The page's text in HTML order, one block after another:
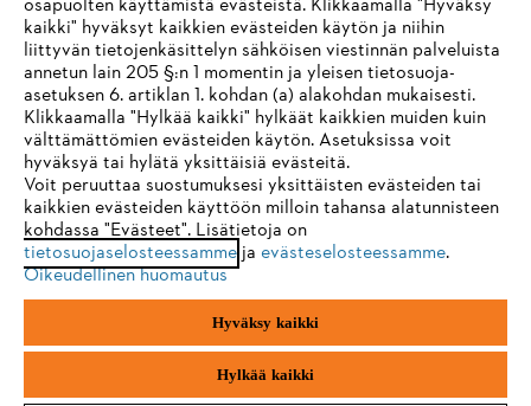
Palvelut
Yleiset ehdot Tietosuojakäytäntö Impressum
Evästeet Takuuehdot Oikeudelliset tiedot
Koivupuistontie 10 B
IHR BROWSER WIRD NICHT
UNTERSTÜTZT
Sie nutzen einen Browser, den wir noch nicht unterstützen. Für
eine optimale Nutzung unserer Seite empfehlen wir Ihnen, zu
einem der folgenden Browser zu wechseln:
Firefox Chrome
osapuolten käyttämistä evästeistä. Klikkaamalla "Hyväksy
kaikki" hyväksyt kaikkien evästeiden käytön ja niihin
liittyvän tietojenkäsittelyn sähköisen viestinnän palveluista
annetun lain 205 §:n 1 momentin ja yleisen tietosuoja-
asetuksen 6. artiklan 1. kohdan (a) alakohdan mukaisesti.
Klikkaamalla "Hylkää kaikki" hylkäät kaikkien muiden kuin
välttämättömien evästeiden käytön. Asetuksissa voit
hyväksyä tai hylätä yksittäisiä evästeitä.
Voit peruuttaa suostumuksesi yksittäisten evästeiden tai
kaikkien evästeiden käyttöön milloin tahansa alatunnisteen
kohdassa "Evästeet". Lisätietoja on
tietosuojaselosteessammeja evästeselosteessamme.
Oikeudellinen huomautus
Hyväksy kaikki
Hylkää kaikki